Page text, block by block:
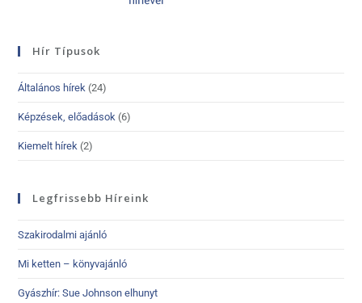
Hír Típusok
Általános hírek (24)
Képzések, előadások (6)
Kiemelt hírek (2)
Legfrissebb Híreink
Szakirodalmi ajánló
Mi ketten – könyvajánló
Gyászhír: Sue Johnson elhunyt